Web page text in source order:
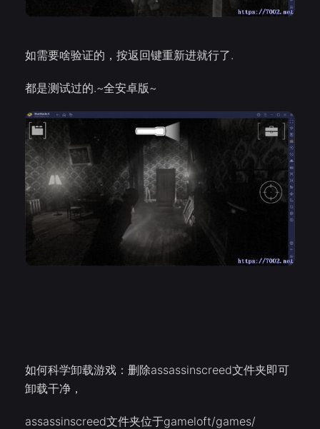
如需要啥验证的，按返回键重新进就行了.
都是测试过的.~全安卓版~
如何科学卸载游戏：删除assassinscreed文件夹即可
卸载干净，
assassinscreed文件夹位于gameloft/games/